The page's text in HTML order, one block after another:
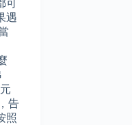
遇
告
照